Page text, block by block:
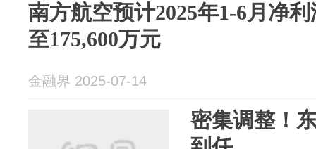
南方航空预计2025年1-6月净
至175,600万元
金融界 2025-07-14
密集调整！